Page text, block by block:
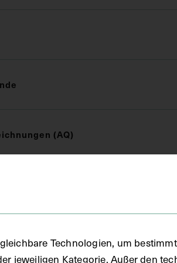
(AQ)
Technologien, um
jeweiligen Kategorie. Außer den